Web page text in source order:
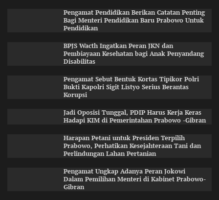
Pengamat Pendidikan Berikan Catatan Penting
Bagi Menteri Pendidikan Baru Prabowo Untuk
Pendidikan
BPJS Wacth Ingatkan Peran JKN dan
Pembiayaan Kesehatan bagi Anak Penyandang
Disabilitas
Pengamat Sebut Bentuk Kortas Tipikor Polri
Bukti Kapolri Sigit Listyo Serius Berantas
Korupsi
Jadi Oposisi Tunggal, PDIP Harus Kerja Keras
Hadapi KIM di Pemerintahan Prabowo -Gibran
Harapan Petani untuk Presiden Terpilih
Prabowo, Perhatikan Kesejahteraan Tani dan
Perlindungan Lahan Pertanian
Pengamat Ungkap Adanya Peran Jokowi
Dalam Pemilihan Menteri di Kabinet Prabowo-
Gibran